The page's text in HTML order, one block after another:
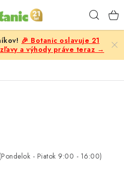
🎉 Botanic oslavuje 21
a výhody práve teraz →
- Piatok 9:00 - 16:00)